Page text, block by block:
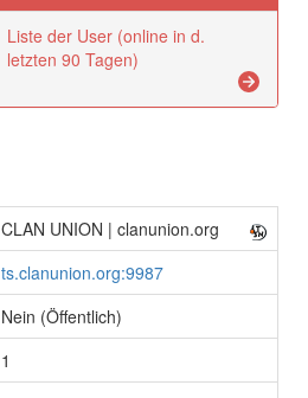
Liste der User (online in d.
letzten 90 Tagen)
CLAN UNION | clanunion.org
ts.clanunion.org:9987
Nein (Öffentlich)
1